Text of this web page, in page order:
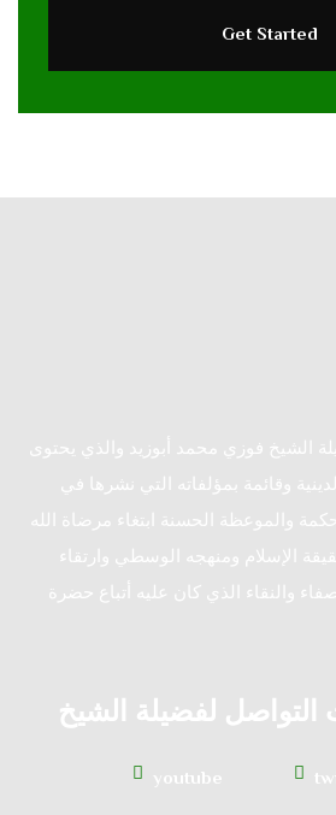
الشيخ فوزي محمد أبوزيد والذي يحتوى
وقائمة بمؤلفاته التي نشرها في
والموعظة الحسنة ابتغاء مرضاة الله
الإسلام ومنهجه الوسطي وارتقاء
والنقاء الذي كان عليه أتباع حضرة
التواصل لفضيلة الشيخ
youtube